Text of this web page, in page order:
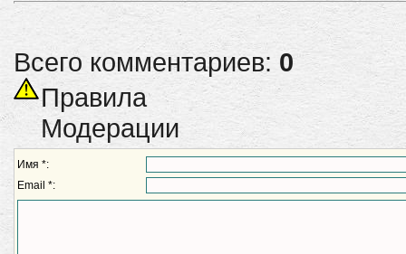
Всего комментариев: 0
Правила
Модерации
Имя *:
Email *: